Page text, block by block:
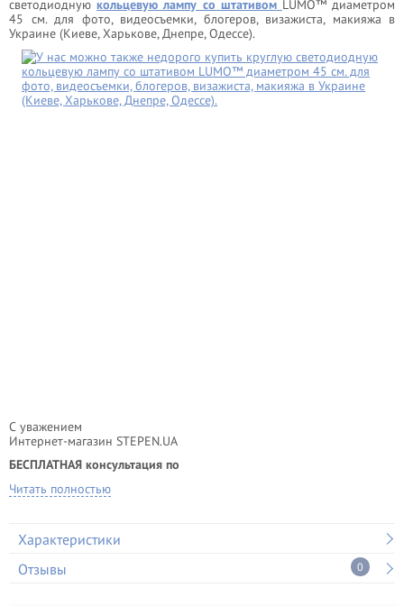
светодиоднуюкольцевую лампу со штативом LUMO™ диаметром
45 см. для фото, видеосъемки, блогеров, визажиста, макияжа в
Украине (Киеве, Харькове, Днепре, Одессе).
С уважением
Интернет-магазин STEPEN.UA
БЕСПЛАТНАЯ консультация по
Читать полностью
Характеристики
Отзывы
0